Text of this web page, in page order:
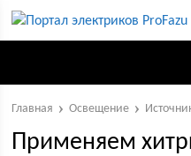
Главная Освещение
Применяем